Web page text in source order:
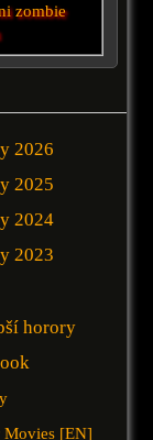
zombie
2026
2025
2024
2023
horory
Movies [EN]